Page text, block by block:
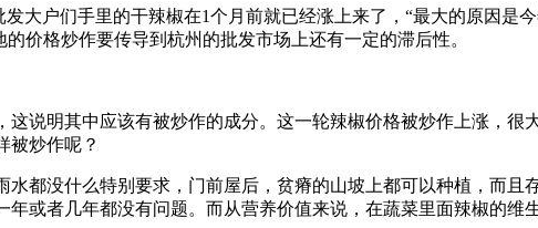
大户们手里的干辣椒在1个月前就已经涨上来了，“最大的原因是
价格炒作要传导到杭州的批发市场上还有一定的滞后性。
说明其中应该有被炒作的成分。这一轮辣椒价格被炒作上涨，很
被炒作呢？
都没什么特别要求，门前屋后，贫瘠的山坡上都可以种植，而
或者几年都没有问题。而从营养价值来说，在蔬菜里面辣椒的维